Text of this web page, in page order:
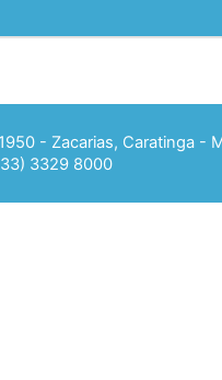
- Zacarias, Caratinga -
3329 8000